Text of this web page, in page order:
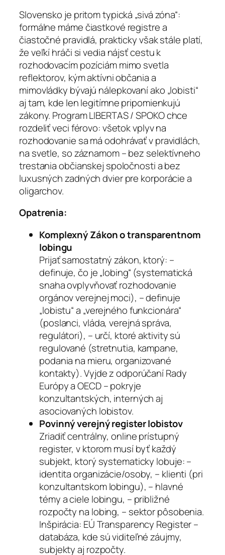
Slovensko je pritom typická „sivá zóna“:
formálne máme čiastkové registre a
čiastočné pravidlá, prakticky však stále platí,
že veľkí hráči si vedia nájsť cestu k
rozhodovacím pozíciám mimo svetla
reflektorov, kým aktívni občania a
mimovládky bývajú nálepkovaní ako „lobisti“
aj tam, kde len legitímne pripomienkujú
zákony. Program LIBERTAS / SPOKO chce
rozdeliť veci férovo: všetok vplyv na
rozhodovanie sa má odohrávať v pravidlách,
na svetle, so záznamom – bez selektívneho
trestania občianskej spoločnosti a bez
luxusných zadných dvier pre korporácie a
oligarchov.
Opatrenia:
Komplexný Zákon o transparentnom
lobingu
Prijať samostatný zákon, ktorý: –
definuje, čo je „lobing“ (systematická
snaha ovplyvňovať rozhodovanie
orgánov verejnej moci), – definuje
„lobistu“ a „verejného funkcionára“
(poslanci, vláda, verejná správa,
regulátori), – určí, ktoré aktivity sú
regulované (stretnutia, kampane,
podania na mieru, organizované
kontakty). Vyjde z odporúčaní Rady
Európy a OECD – pokryje
konzultantských, interných aj
asociovaných lobistov.
Povinný verejný register lobistov
Zriadiť centrálny, online prístupný
register, v ktorom musí byť každý
subjekt, ktorý systematicky lobuje: –
identita organizácie/osoby, – klienti (pri
konzultantskom lobingu), – hlavné
témy a ciele lobingu, – približné
rozpočty na lobing, – sektor pôsobenia.
Inšpirácia: EÚ Transparency Register –
databáza, kde sú viditeľné záujmy,
subjekty aj rozpočty.